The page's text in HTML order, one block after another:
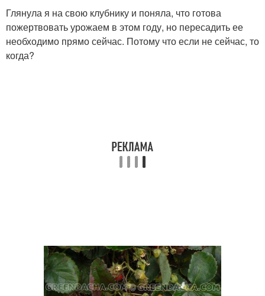
Глянула я на свою клубнику и поняла, что готова
пожертвовать урожаем в этом году, но пересадить ее
необходимо прямо сейчас. Потому что если не сейчас, то
когда?